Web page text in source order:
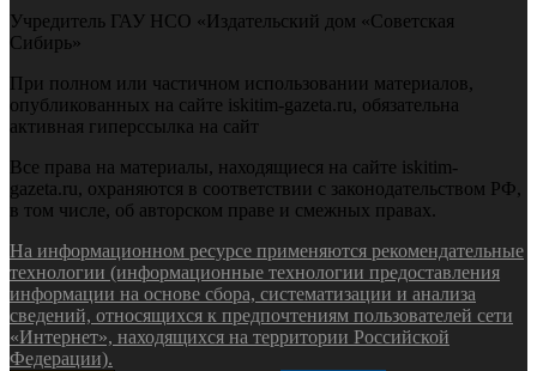
Учредитель ГАУ НСО «Издательский дом «Советская
Сибирь»
При полном или частичном использовании материалов,
опубликованных на сайте iskitim-gazeta.ru, обязательна
активная гиперссылка на сайт
Все права на материалы, находящиеся на сайте iskitim-
gazeta.ru, охраняются в соответствии с законодательством РФ,
в том числе, об авторском праве и смежных правах.
На информационном ресурсе применяются рекомендательные
технологии (информационные технологии предоставления
информации на основе сбора, систематизации и анализа
сведений, относящихся к предпочтениям пользователей сети
«Интернет», находящихся на территории Российской
Федерации).